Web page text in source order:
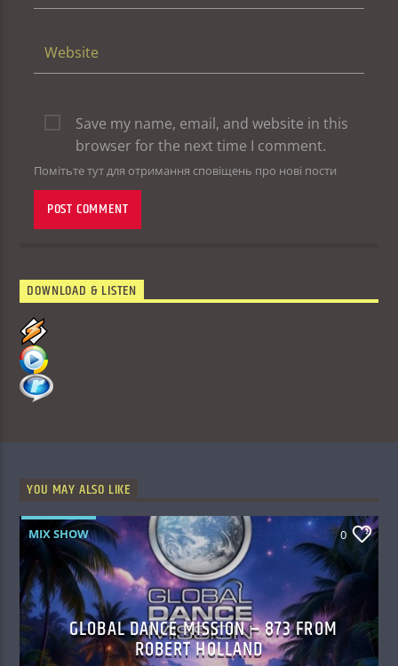
Save my name, email, and website in this
browser for the next time I comment.
Помітьте тут для отримання сповіщень про нові пости
DOWNLOAD & LISTEN
YOU MAY ALSO LIKE
MIX SHOW 0
GLOBAL DANCE MISSION – 873 FROM
ROBERT HOLLAND